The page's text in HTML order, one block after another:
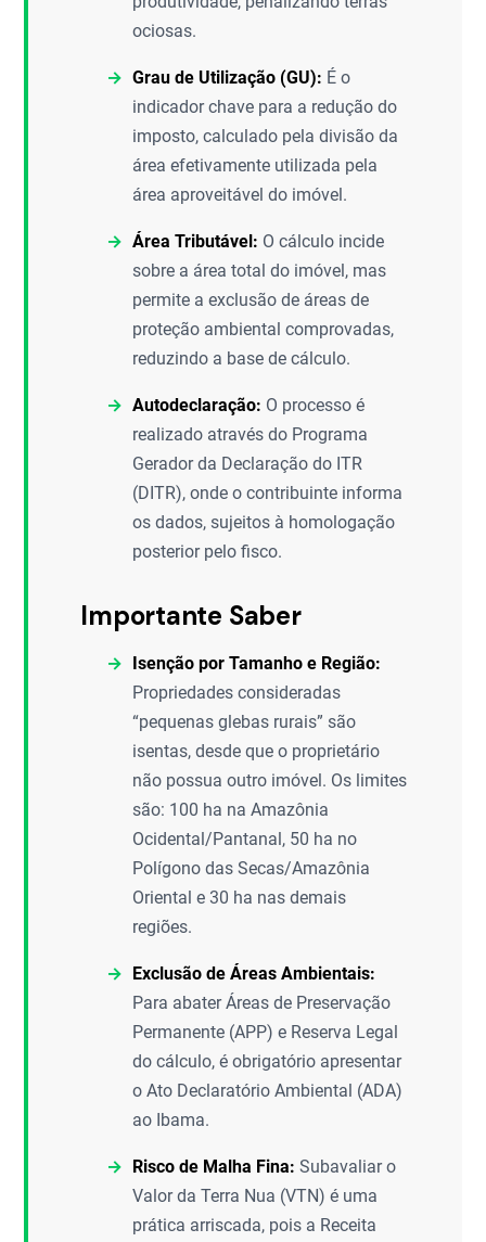
ociosas.
Grau de Utilização (GU): É o
indicador chave para a redução do
imposto, calculado pela divisão da
área efetivamente utilizada pela
área aproveitável do imóvel.
Área Tributável: O cálculo incide
sobre a área total do imóvel, mas
permite a exclusão de áreas de
proteção ambiental comprovadas,
reduzindo a base de cálculo.
Autodeclaração: O processo é
realizado através do Programa
Gerador da Declaração do ITR
(DITR), onde o contribuinte informa
os dados, sujeitos à homologação
posterior pelo fisco.
Importante Saber
Isenção por Tamanho e Região:
Propriedades consideradas
“pequenas glebas rurais” são
isentas, desde que o proprietário
não possua outro imóvel. Os limites
são: 100 ha na Amazônia
Ocidental/Pantanal, 50 ha no
Polígono das Secas/Amazônia
Oriental e 30 ha nas demais
regiões.
Exclusão de Áreas Ambientais:
Para abater Áreas de Preservação
Permanente (APP) e Reserva Legal
do cálculo, é obrigatório apresentar
o Ato Declaratório Ambiental (ADA)
ao Ibama.
Risco de Malha Fina: Subavaliar o
Valor da Terra Nua (VTN) é uma
prática arriscada, pois a Receita